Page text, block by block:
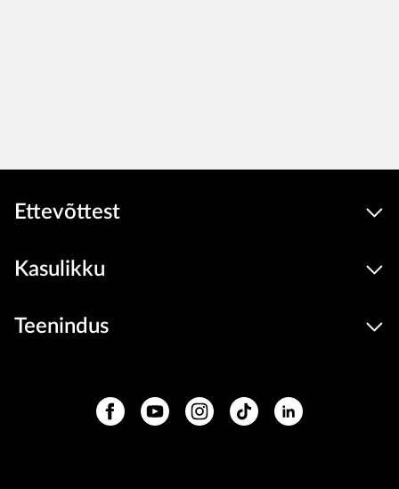
Ettevõttest
Kasulikku
Teenindus